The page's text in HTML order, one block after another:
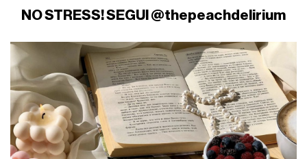
NO STRESS! SEGUI @thepeachdelirium